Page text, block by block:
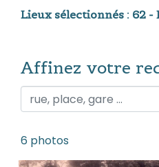
Lieux sélectionnés : 62 -
Affinez votre
Affinez votre recherche
6 photos